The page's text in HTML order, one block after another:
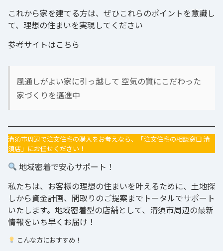
これから家を建てる方は、ぜひこれらのポイントを意識し
て、理想の住まいを実現してください
参考サイトはこちら
風通しがよい家に引っ越して 空気の質にこだわった
家づくりを邁進中
清須市周辺で注文住宅の購入をお考えなら、「注文住宅の相談窓口 清
須店」にお任せください！
地域密着で安心サポート！
私たちは、お客様の理想の住まいを叶えるために、土地探
しから資金計画、間取りのご提案までトータルでサポート
いたします。地域密着型の店舗として、清須市周辺の最新
情報をいち早くお届け！
こんな方におすすめ！